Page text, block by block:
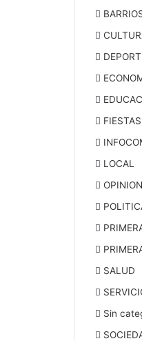
FIESTAS
LOCAL
OPINION
SALUD
Sin